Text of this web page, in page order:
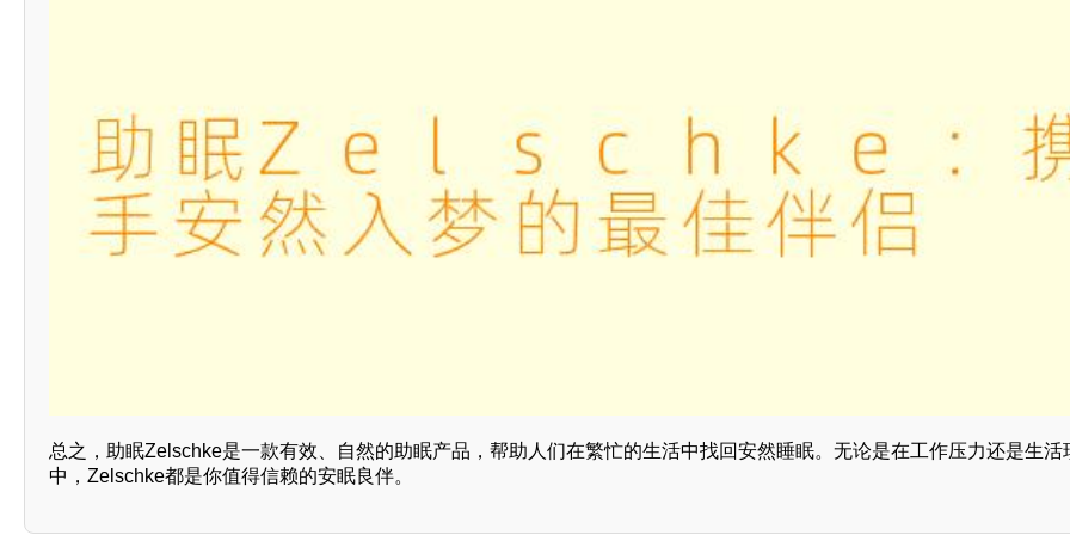
总之，助眠Zelschke是一款有效、自然的助眠产品，帮助人们在繁忙的生活中找回安然睡眠。无论是在工作压力还是生活
中，Zelschke都是你值得信赖的安眠良伴。